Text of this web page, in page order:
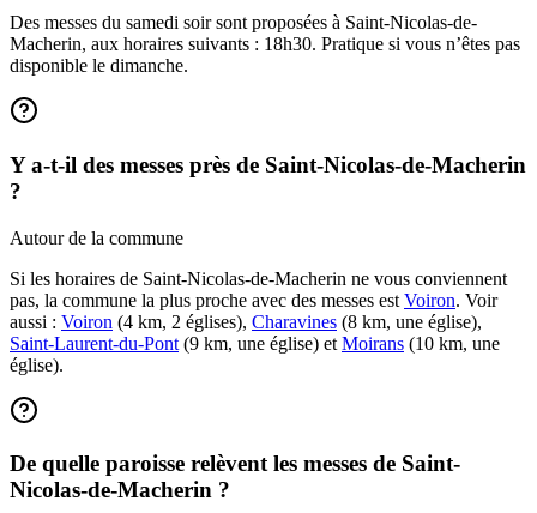
Des messes du samedi soir sont proposées à Saint-Nicolas-de-
Macherin, aux horaires suivants : 18h30. Pratique si vous n’êtes pas
disponible le dimanche.
Y a-t-il des messes près de Saint-Nicolas-de-Macherin
?
Autour de la commune
Si les horaires de Saint-Nicolas-de-Macherin ne vous conviennent
pas, la commune la plus proche avec des messes est Voiron. Voir
aussi : Voiron (4 km, 2 églises), Charavines (8 km, une église),
Saint-Laurent-du-Pont (9 km, une église) et Moirans (10 km, une
église).
De quelle paroisse relèvent les messes de Saint-
Nicolas-de-Macherin ?